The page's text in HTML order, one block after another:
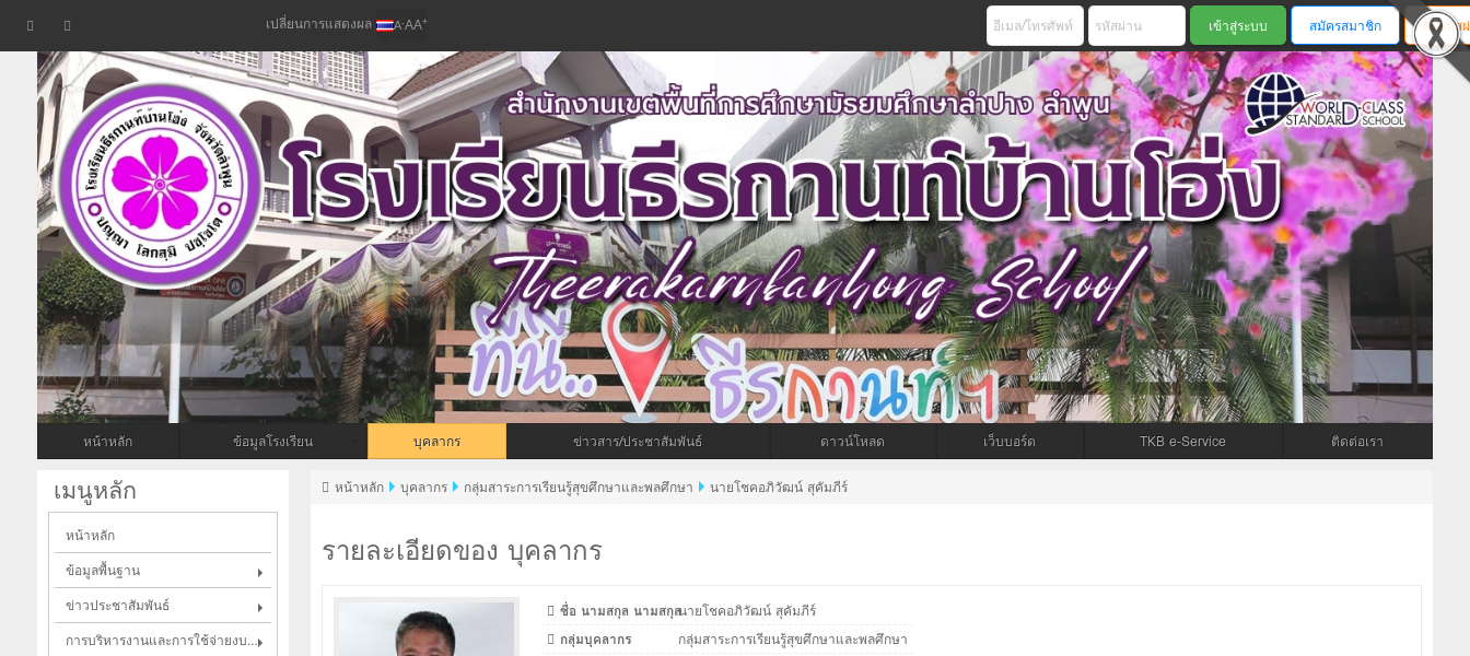
เปลี่ยนการแสดงผล A-AA+ สมัครสมาชิก ลืมรหัส
หน้าหลัก ข้อมูลโรงเรียน บุคลากร ข่าวสาร/ประชาสัมพันธ์ ดาวน์โหลด เว็บบอร์ด TKB e-Service ติดต่อเรา
รายละเอียดของ บุคลากร
หน้าหลัก บุคลากร กลุ่มสาระการเรียนรู้สุขศึกษาและพลศึกษา นายโชคอภิวัฒน์ สุคัมภีร์
ชื่อ นามสกุล นามสกุลนายโชคอภิวัฒน์ สุคัมภีร์
กลุ่มบุคลากร
กลุ่มสาระการเรียนรู้สุขศึกษาและพลศึกษา
เมนูหลัก
หน้าหลัก
ข้อมูลพื้นฐาน
ข่าวประชาสัมพันธ์
การบริหารงานและการใช้จ่ายงบประมาณ